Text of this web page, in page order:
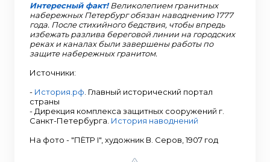
Интересный факт! Великолепием гранитных
набережных Петербург обязан наводнению 1777
года. После стихийного бедствия, чтобы впредь
избежать разлива береговой линии на городских
реках и каналах были завершены работы по
защите набережных гранитом.
Источники:
- История.рф . Главный исторический портал
страны
- Дирекция комплекса защитных сооружений г.
Санкт-Петербурга. История наводнений
На фото - "ПЁТР I", художник В. Серов, 1907 год